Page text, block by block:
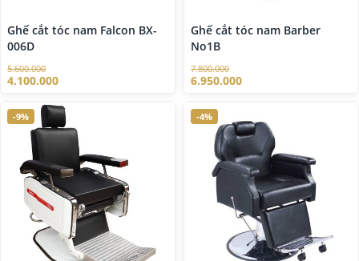
Ghế cắt tóc nam Falcon BX-
006D
5.600.000
4.100.000
Ghế cắt tóc nam Barber
No1B
7.800.000
6.950.000
-9% -4%